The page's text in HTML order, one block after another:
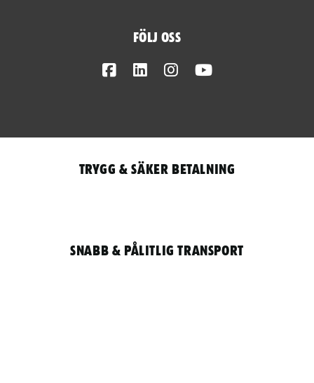
Följ oss
FacebookLinkedInInstagram
Trygg & säker betalning
Snabb & pålitlig transport